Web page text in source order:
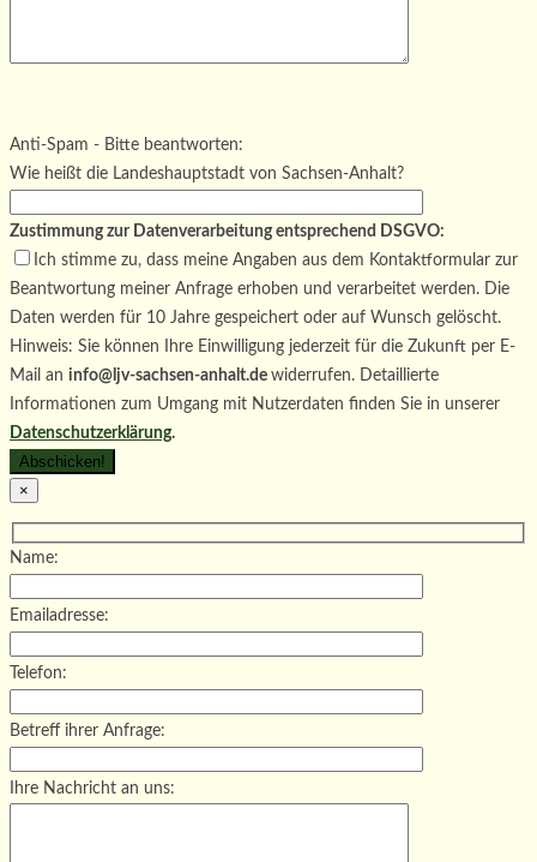
Bitte lasse dieses Feld leer.
Anti-Spam - Bitte beantworten:
Wie heißt die Landeshauptstadt von Sachsen-Anhalt?
Zustimmung zur Datenverarbeitung entsprechend DSGVO:
Ich stimme zu, dass meine Angaben aus dem Kontaktformular zur
Beantwortung meiner Anfrage erhoben und verarbeitet werden. Die
Daten werden für 10 Jahre gespeichert oder auf Wunsch gelöscht.
Hinweis: Sie können Ihre Einwilligung jederzeit für die Zukunft per E-
Mail an info@ljv-sachsen-anhalt.de widerrufen. Detaillierte
Informationen zum Umgang mit Nutzerdaten finden Sie in unserer
Datenschutzerklärung.
×
Name:
Emailadresse:
Telefon:
Betreff ihrer Anfrage:
Ihre Nachricht an uns: